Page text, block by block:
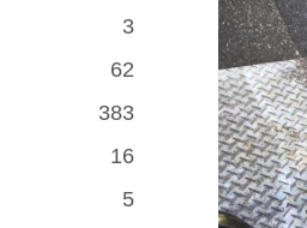
3
62
383
16
5